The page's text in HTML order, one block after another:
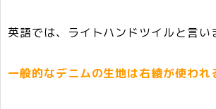
英語では、ライトハンドツイルと言い
一般的なデニムの生地は右綾が使われ